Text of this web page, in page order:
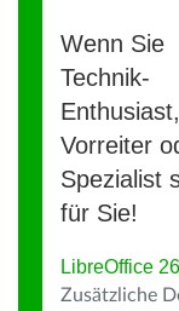
Wenn Sie
Technik-
Enthusiast,
Vorreiter
Spezialist
für Sie!
LibreOffice
Zusätzliche